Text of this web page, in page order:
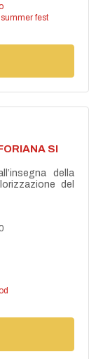
fest
SI
della
del